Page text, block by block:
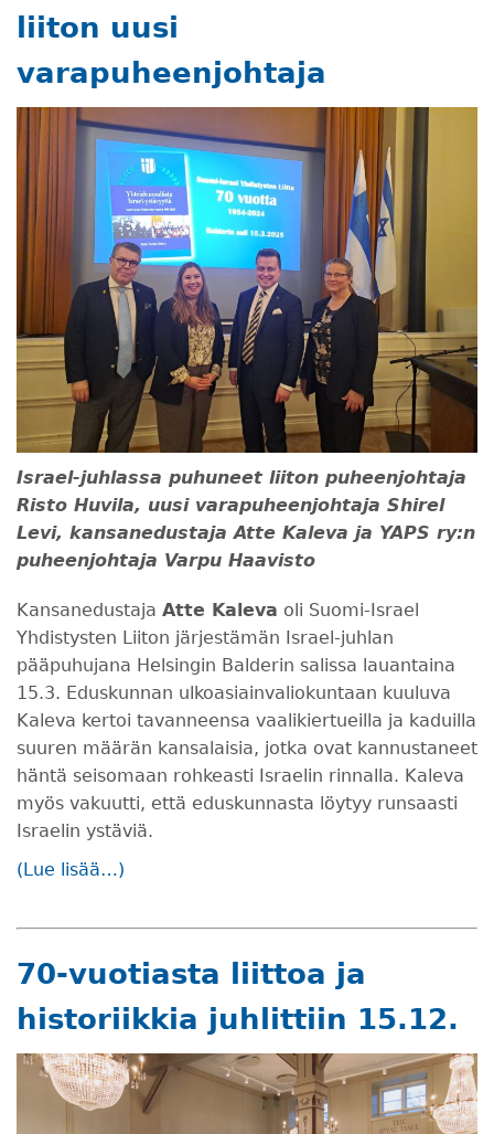
liiton uusi
varapuheenjohtaja
Israel-juhlassa puhuneet liiton puheenjohtaja
Risto Huvila, uusi varapuheenjohtaja Shirel
Levi, kansanedustaja Atte Kaleva ja YAPS ry:n
puheenjohtaja Varpu Haavisto
Kansanedustaja Atte Kaleva oli Suomi-Israel
Yhdistysten Liiton järjestämän Israel-juhlan
pääpuhujana Helsingin Balderin salissa lauantaina
15.3. Eduskunnan ulkoasiainvaliokuntaan kuuluva
Kaleva kertoi tavanneensa vaalikiertueilla ja kaduilla
suuren määrän kansalaisia, jotka ovat kannustaneet
häntä seisomaan rohkeasti Israelin rinnalla. Kaleva
myös vakuutti, että eduskunnasta löytyy runsaasti
Israelin ystäviä.
(Lue lisää…)
70-vuotiasta liittoa ja
historiikkia juhlittiin 15.12.